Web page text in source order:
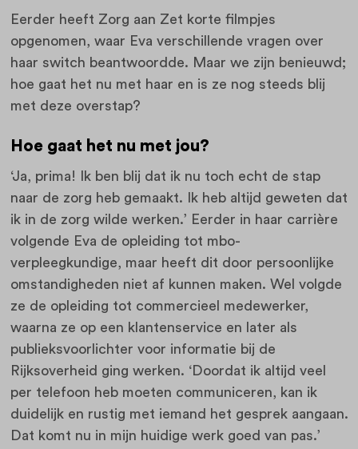
Eerder heeft Zorg aan Zet korte filmpjes
opgenomen, waar Eva verschillende vragen over
haar switch beantwoordde. Maar we zijn benieuwd;
hoe gaat het nu met haar en is ze nog steeds blij
met deze overstap?
Hoe gaat het nu met jou?
‘Ja, prima! Ik ben blij dat ik nu toch echt de stap
naar de zorg heb gemaakt. Ik heb altijd geweten dat
ik in de zorg wilde werken.’ Eerder in haar carrière
volgende Eva de opleiding tot mbo-
verpleegkundige, maar heeft dit door persoonlijke
omstandigheden niet af kunnen maken. Wel volgde
ze de opleiding tot commercieel medewerker,
waarna ze op een klantenservice en later als
publieksvoorlichter voor informatie bij de
Rijksoverheid ging werken. ‘Doordat ik altijd veel
per telefoon heb moeten communiceren, kan ik
duidelijk en rustig met iemand het gesprek aangaan.
Dat komt nu in mijn huidige werk goed van pas.’